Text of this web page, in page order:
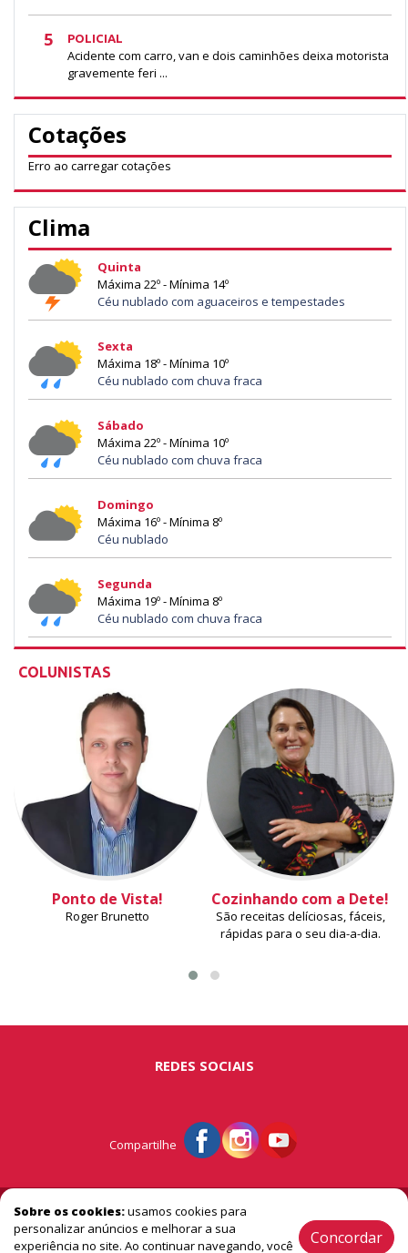
5 POLICIAL
Acidente com carro, van e dois caminhões deixa motorista
gravemente feri ...
Cotações
Erro ao carregar cotações
Clima
Quinta
Máxima 22º - Mínima 14º
Céu nublado com aguaceiros e tempestades
Sexta
Máxima 18º - Mínima 10º
Céu nublado com chuva fraca
Sábado
Máxima 22º - Mínima 10º
Céu nublado com chuva fraca
Domingo
Máxima 16º - Mínima 8º
Céu nublado
Segunda
Máxima 19º - Mínima 8º
Céu nublado com chuva fraca
COLUNISTAS
Ponto de Vista!
Roger Brunetto
Cozinhando com a Dete!
São receitas delíciosas, fáceis,
rápidas para o seu dia-a-dia.
Sobre os cookies:usamos cookies para
personalizar anúncios e melhorar a sua
experiência no site. Ao continuar navegando, você
Concordar
REDES SOCIAIS
Compartilhe
© Portal São Miguel - A vitrine do extremo oeste